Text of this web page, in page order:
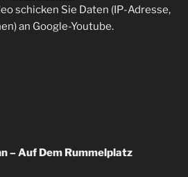
schicken Sie Daten (IP-Adresse,
an Google-Youtube.
– Auf Dem Rummelplatz